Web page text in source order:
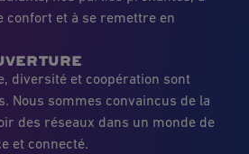
confort et à se remettre en
diversité et coopération sont
Nous sommes convaincus de la
des réseaux dans un monde de
et connecté.